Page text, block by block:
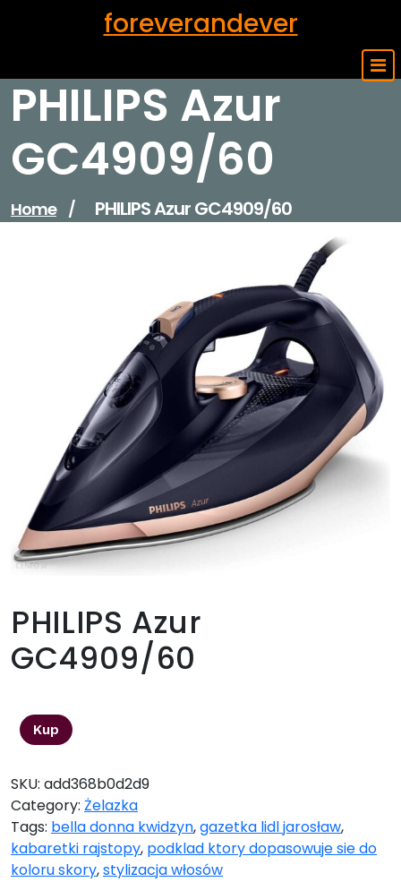
foreverandever
PHILIPS Azur
GC4909/60
Home / PHILIPS Azur GC4909/60
PHILIPS Azur
GC4909/60
Kup
SKU: add368b0d2d9
Category: Żelazka
Tags: bella donna kwidzyn,gazetka lidl jarosław,
kabaretki rajstopy, podklad ktory dopasowuje sie do
koloru skory,stylizacja włosów